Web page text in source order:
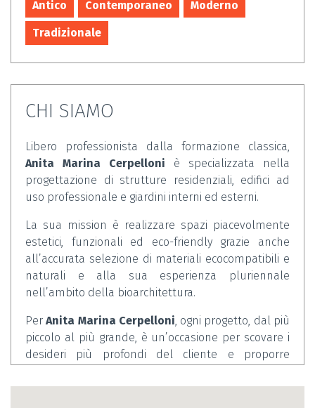
Antico Contemporaneo Moderno
Tradizionale
CHI SIAMO
Libero professionista dalla formazione classica,
Anita Marina Cerpelloni è specializzata nella
progettazione di strutture residenziali, edifici ad
uso professionale e giardini interni ed esterni.
La sua mission è realizzare spazi piacevolmente
estetici, funzionali ed eco-friendly grazie anche
all’accurata selezione di materiali ecocompatibili e
naturali e alla sua esperienza pluriennale
nell’ambito della bioarchitettura.
PerAnita Marina Cerpelloni, ogni progetto, dal più
piccolo al più grande, è un’occasione per scovare i
desideri più profondi del cliente e proporre
ogni esigenza disegnando l’identità di ogni spazio.